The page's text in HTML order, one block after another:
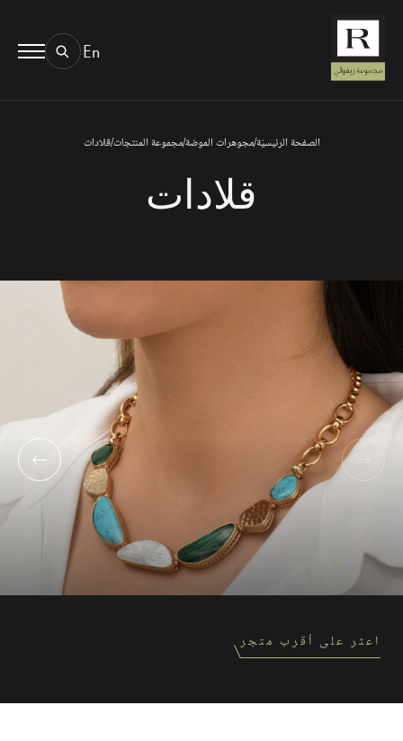
En
الصفحة الرئيسيّة/مجوهرات الموضة/مجموعة المنتجات/قلادات
قلادات
اعثر على أقرب متجر
BOOK AN EYE TEST